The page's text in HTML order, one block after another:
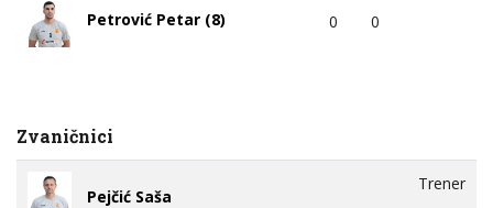
Petrović Petar (8) 0 0
Zvaničnici
Pejčić Saša
Trener